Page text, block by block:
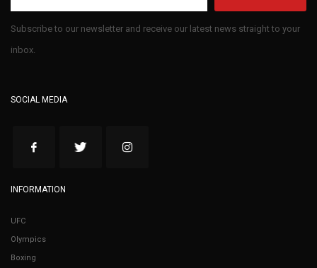
Subscribe to our newsletter and receive our latest news straight to your
inbox.
SOCIAL MEDIA
INFORMATION
UFC
Olympics
Boxing